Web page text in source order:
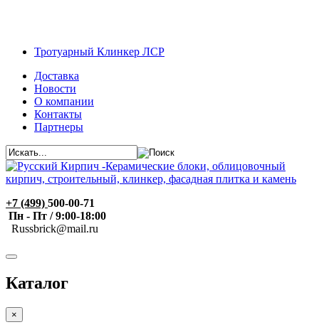
Тротуарный Клинкер ЛСР
Доставка
Новости
О компании
Контакты
Партнеры
+7 (499) 500-00-71
Пн - Пт / 9:00-18:00
Russbrick@mail.ru
Каталог
×